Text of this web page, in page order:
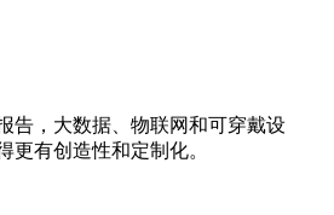
告，大数据、物联网和可穿戴设
更有创造性和定制化。